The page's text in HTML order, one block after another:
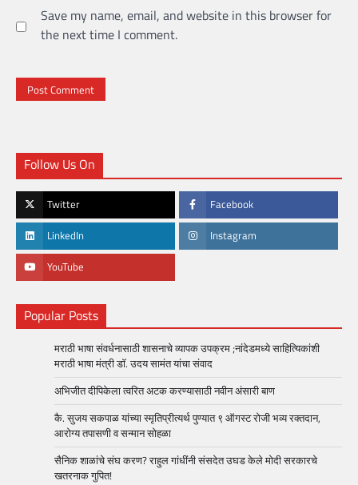
Save my name, email, and website in this browser for
the next time I comment.
Follow Us On
Twitter Facebook
LinkedIn Instagram
YouTube
Popular Posts
मराठी भाषा संवर्धनासाठी शासनाचे व्यापक उपक्रम ;नांदेडमध्ये साहित्यिकांशी
मराठी भाषा मंत्री डॉ. उदय सामंत यांचा संवाद
अभिजीत दीपिकेला त्वरित अटक करण्यासाठी नवीन अंसारी बाण
कै. सुजय सकपाळ यांच्या स्मृतिप्रीत्यर्थ पुण्यात ९ ऑगस्ट रोजी भव्य रक्तदान,
आरोग्य तपासणी व सन्मान सोहळा
सैनिक शाळांचे संघ करण? राहुल गांधींनी संसदेत उघड केले मोदी सरकारचे
खतरनाक गुपित!